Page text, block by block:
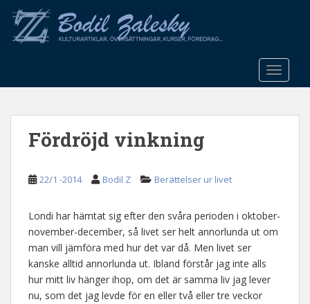
o
Fördröjd vinkning
22/1 -2014 Bodil Z Berättelser ur livet
Londi har hämtat sig efter den svåra perioden i oktober-
november-december, så livet ser helt annorlunda ut om
man vill jämföra med hur det var då. Men livet ser
kanske alltid annorlunda ut. Ibland förstår jag inte alls
hur mitt liv hänger ihop, om det är samma liv jag lever
nu, som det jag levde för en eller två eller tre veckor